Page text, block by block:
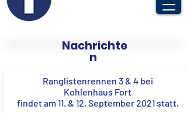
Nachrichte
n
Ranglistenrennen 3 & 4 bei
Kohlenhaus Fort
findet am 11. & 12. September 2021 statt.